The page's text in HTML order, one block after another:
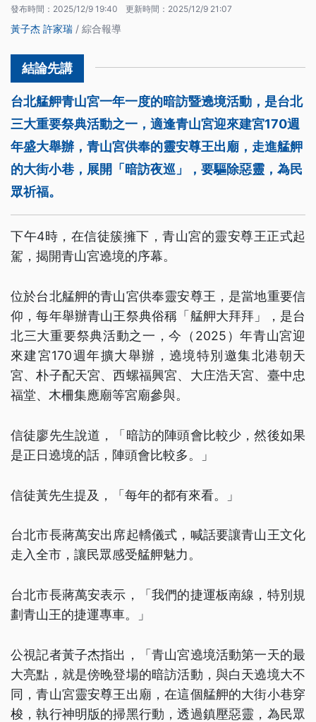
發布時間： 2025/12/9 19:40 更新時間： 2025/12/9 21:07
黃子杰 許家瑞 / 綜合報導
台北艋舺青山宮一年一度的暗訪暨遶境活動，是台北
三大重要祭典活動之一，適逢青山宮迎來建宮170週
年盛大舉辦，青山宮供奉的靈安尊王出廟，走進艋舺
的大街小巷，展開「暗訪夜巡」，要驅除惡靈，為民
眾祈福。
下午4時，在信徒簇擁下，青山宮的靈安尊王正式起
駕，揭開青山宮遶境的序幕。
位於台北艋舺的青山宮供奉靈安尊王，是當地重要信
仰，每年舉辦青山王祭典俗稱「艋舺大拜拜」，是台
北三大重要祭典活動之一，今（2025）年青山宮迎
來建宮170週年擴大舉辦，遶境特別邀集北港朝天
宮、朴子配天宮、西螺福興宮、大庄浩天宮、臺中忠
福堂、木柵集應廟等宮廟參與。
信徒廖先生說道，「暗訪的陣頭會比較少，然後如果
是正日遶境的話，陣頭會比較多。」
信徒黃先生提及，「每年的都有來看。」
台北市長蔣萬安出席起轎儀式，喊話要讓青山王文化
走入全市，讓民眾感受艋舺魅力。
台北市長蔣萬安表示，「我們的捷運板南線，特別規
劃青山王的捷運專車。」
公視記者黃子杰指出，「青山宮遶境活動第一天的最
大亮點，就是傍晚登場的暗訪活動，與白天遶境大不
同，青山宮靈安尊王出廟，在這個艋舺的大街小巷穿
梭，執行神明版的掃黑行動，透過鎮壓惡靈，為民眾